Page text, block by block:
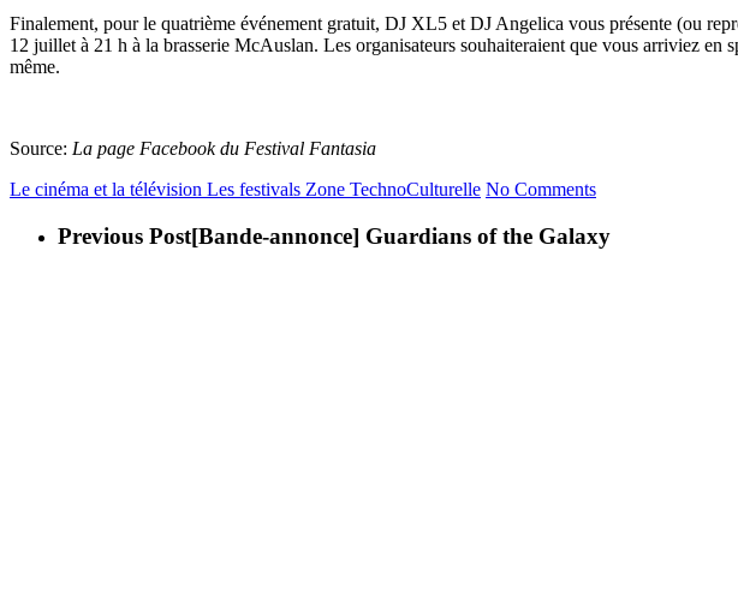
Finalement, pour le quatrième événement gratuit, DJ XL5 et DJ Angelica vous présente (ou
12 juillet à 21 h à la brasserie McAuslan. Les organisateurs souhaiteraient que vous arriviez en
même.
Source: La page Facebook du Festival Fantasia
Le cinéma et la télévision Les festivals Zone TechnoCulturelle No Comments
Previous Post[Bande-annonce] Guardians of the Galaxy